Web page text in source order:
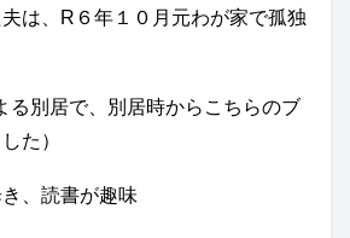
は、R６年１０月元わが家で孤独
る別居で、別居時からこちらのブ
た）
、読書が趣味